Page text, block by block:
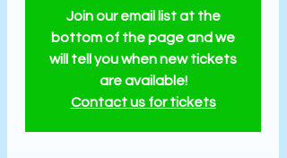
Join our email list at the
bottom of the page and we
will tell you when new tickets
are available!
Contact us for tickets